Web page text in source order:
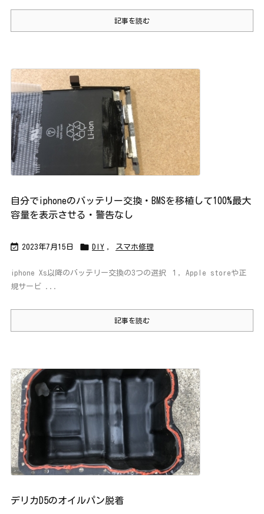
記事を読む
自分でiphoneのバッテリー交換・BMSを移植して100%最大
容量を表示させる・警告なし
 2023年7月15日  DIY , スマホ修理
iphone Xs以降のバッテリー交換の3つの選択 １，Apple storeや正
規サービ ...
記事を読む
デリカD5のオイルパン脱着